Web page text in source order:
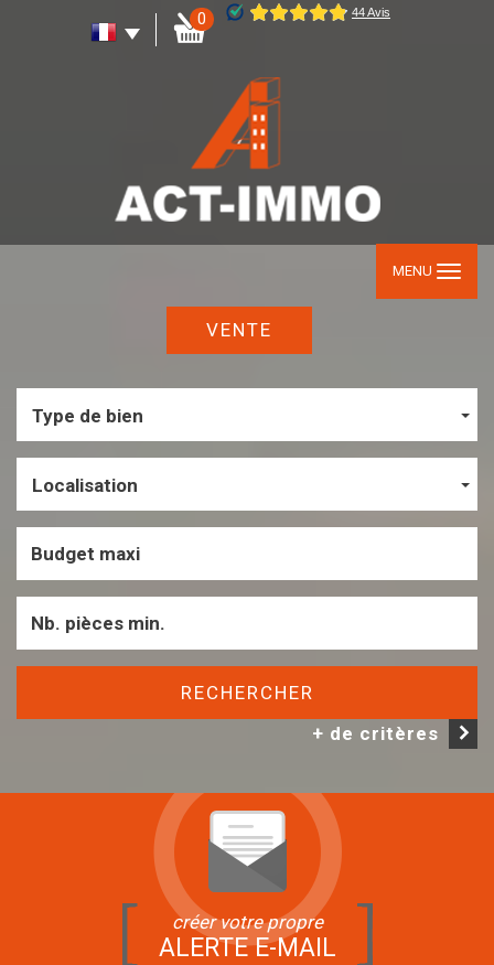
0
MENU
VENTE
Type de bien
Localisation
RECHERCHER
+ de critères
créer votre propre
ALERTE E-MAIL